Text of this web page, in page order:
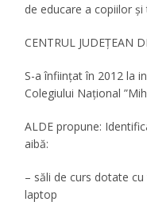
de educare a copiilor
CENTRUL JUDEȚEAN
S-a înființat în 2012 la
Colegiului Național
ALDE propune:
aibă:
– săli de curs dotate
laptop